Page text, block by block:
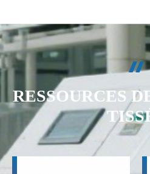
RESSOURCES